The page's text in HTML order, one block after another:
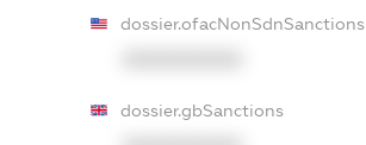
dossier.ofacNonSdnSanctions
dossier.gbSanctions